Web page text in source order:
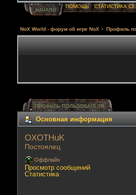
НАЧАЛО
ПОМОЩЬ СТАТИСТИКА
NoX World - форум об игре NoX > Профиль
ПРОФИЛЬ ПОЛЬЗОВАТЕЛЯ
Основная информация
OXOTHuK
Постоялец
Оффлайн
Просмотр сообщений
Статистика